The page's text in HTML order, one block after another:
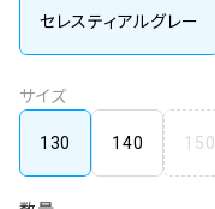
セレスティアルグレー
サイズ
130 140 150